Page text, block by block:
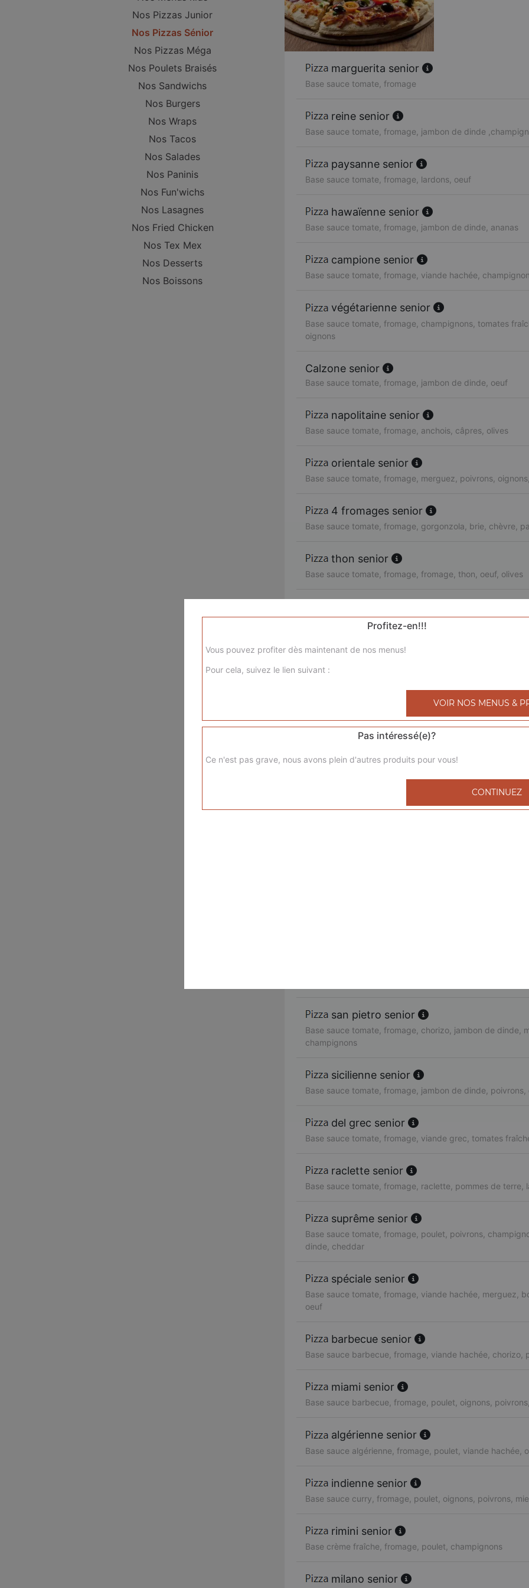
Nos Pizzas Junior
Nos Pizzas Sénior
Nos Pizzas Méga
Nos Poulets Braisés
Nos Sandwichs
Nos Burgers
Nos Wraps
Nos Tacos
Nos Salades
Nos Paninis
Nos Fun'wichs
Nos Lasagnes
Nos Fried Chicken
Nos Tex Mex
Nos Desserts
Nos Boissons
marguerita senior
Base sauce tomate, fromage
reine senior
Base sauce tomate, fromage, jambon de dinde
paysanne senior
Base sauce tomate, fromage, lardons, oeuf
hawaïenne senior
Base sauce tomate, fromage, jambon de dinde, ananas
campione senior
Base sauce tomate, fromage, viande hachée,
végétarienne senior
Base sauce tomate, fromage, champignons, tomates
oignons
Calzone senior
Base sauce tomate, fromage, jambon de dinde, oeuf
napolitaine senior
Base sauce tomate, fromage, anchois, câpres, olives
orientale senior
Base sauce tomate, fromage, merguez, poivrons,
4 fromages senior
Base sauce tomate, fromage, gorgonzola, brie, chèvre,
thon senior
Base sauce tomate, fromage, fromage, thon, oeuf, olives
Base sauce tomate, fromage, chorizo, jambon de dinde,
royale senior
Base sauce tomate, fromage, poulet, viande hachée,
Base sauce tomate, fromage, viande hachée, pommes
Base sauce tomate, fromage, jambon de dinde,
fruits de mer senior
san pietro senior
Base sauce tomate, fromage, chorizo, jambon de dinde,
champignons
sicilienne senior
Base sauce tomate, fromage, jambon de dinde, poivrons,
del grec senior
Base sauce tomate, fromage, viande grec, tomates
raclette senior
Base sauce tomate, fromage, raclette, pommes de terre,
suprême senior
Base sauce tomate, fromage, poulet, poivrons,
dinde, cheddar
spéciale senior
Base sauce tomate, fromage, viande hachée, merguez,
oeuf
barbecue senior
Base sauce barbecue, fromage, viande hachée, chorizo,
miami senior
Base sauce barbecue, fromage, poulet, oignons,
algérienne senior
Base sauce algérienne, fromage, poulet, viande hachée,
indienne senior
Base sauce curry, fromage, poulet, oignons, poivrons,
rimini senior
Base crème fraîche, fromage, poulet, champignons
milano senior
Profitez-en!!!
Vous pouvez profiter dès maintenant de nos menus!
Pour cela, suivez le lien suivant :
VOIR NOS MENUS &
Pas intéressé(e)?
Ce n'est pas grave, nous avons plein d'autres produits pour vous!
CONTINUEZ